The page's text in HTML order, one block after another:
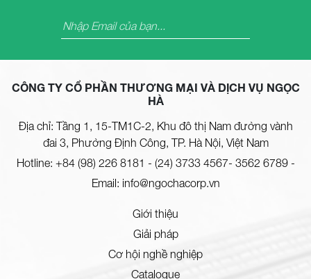
CÔNG TY CỔ PHẦN THƯƠNG MẠI VÀ DỊCH VỤ NGỌC
HÀ
Địa chỉ: Tầng 1, 15-TM1C-2, Khu đô thị Nam đường vành
đai 3, Phường Định Công, TP. Hà Nội, Việt Nam
Hotline: +84 (98) 226 8181 - (24) 3733 4567- 3562 6789-
Email: info@ngochacorp.vn
Giới thiệu
Giải pháp
Cơ hội nghề nghiệp
Catalogue